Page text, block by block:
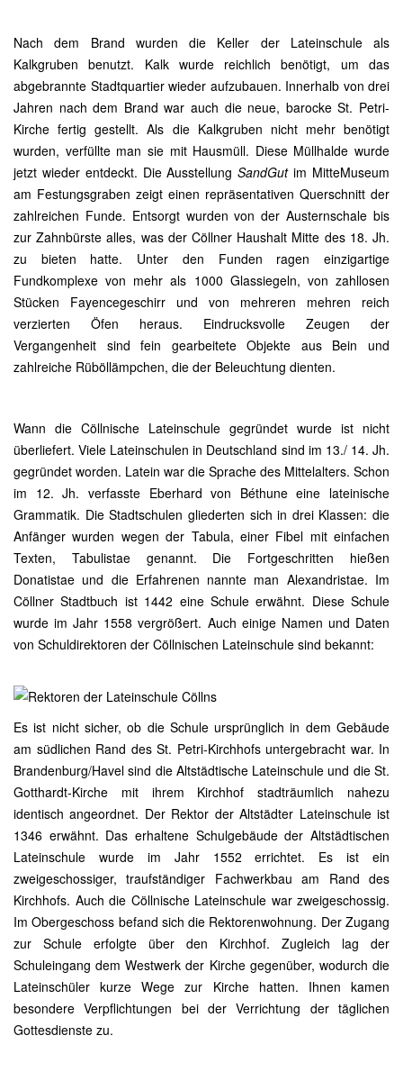
Nach dem Brand wurden die Keller der Lateinschule als
Kalkgruben benutzt. Kalk wurde reichlich benötigt, um das
abgebrannte Stadtquartier wieder aufzubauen. Innerhalb von drei
Jahren nach dem Brand war auch die neue, barocke St. Petri-
Kirche fertig gestellt. Als die Kalkgruben nicht mehr benötigt
wurden, verfüllte man sie mit Hausmüll. Diese Müllhalde wurde
jetzt wieder entdeckt. Die AusstellungSandGutim MitteMuseum
am Festungsgraben zeigt einen repräsentativen Querschnitt der
zahlreichen Funde. Entsorgt wurden von der Austernschale bis
zur Zahnbürste alles, was der Cöllner Haushalt Mitte des 18. Jh.
zu bieten hatte. Unter den Funden ragen einzigartige
Fundkomplexe von mehr als 1000 Glassiegeln, von zahllosen
Stücken Fayencegeschirr und von mehreren mehren reich
verzierten Öfen heraus. Eindrucksvolle Zeugen der
Vergangenheit sind fein gearbeitete Objekte aus Bein und
zahlreiche Rüböllämpchen, die der Beleuchtung dienten.
Wann die Cöllnische Lateinschule gegründet wurde ist nicht
überliefert. Viele Lateinschulen in Deutschland sind im 13./ 14. Jh.
gegründet worden. Latein war die Sprache des Mittelalters. Schon
im 12. Jh. verfasste Eberhard von Béthune eine lateinische
Grammatik. Die Stadtschulen gliederten sich in drei Klassen: die
Anfänger wurden wegen der Tabula, einer Fibel mit einfachen
Texten, Tabulistae genannt. Die Fortgeschritten hießen
Donatistae und die Erfahrenen nannte man Alexandristae. Im
Cöllner Stadtbuch ist 1442 eine Schule erwähnt. Diese Schule
wurde im Jahr 1558 vergrößert. Auch einige Namen und Daten
von Schuldirektoren der Cöllnischen Lateinschule sind bekannt:
Es ist nicht sicher, ob die Schule ursprünglich in dem Gebäude
am südlichen Rand des St. Petri-Kirchhofs untergebracht war. In
Brandenburg/Havel sind die Altstädtische Lateinschule und die St.
Gotthardt-Kirche mit ihrem Kirchhof stadträumlich nahezu
identisch angeordnet. Der Rektor der Altstädter Lateinschule ist
1346 erwähnt. Das erhaltene Schulgebäude der Altstädtischen
Lateinschule wurde im Jahr 1552 errichtet. Es ist ein
zweigeschossiger, traufständiger Fachwerkbau am Rand des
Kirchhofs. Auch die Cöllnische Lateinschule war zweigeschossig.
Im Obergeschoss befand sich die Rektorenwohnung. Der Zugang
zur Schule erfolgte über den Kirchhof. Zugleich lag der
Schuleingang dem Westwerk der Kirche gegenüber, wodurch die
Lateinschüler kurze Wege zur Kirche hatten. Ihnen kamen
besondere Verpflichtungen bei der Verrichtung der täglichen
Gottesdienste zu.